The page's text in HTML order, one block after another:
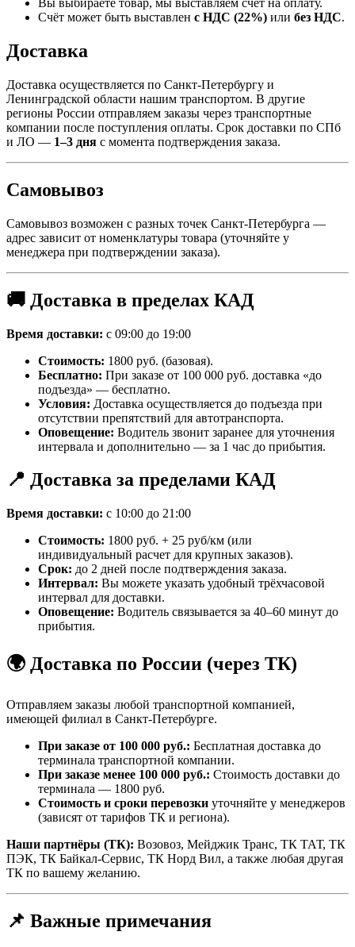
Вы выбираете товар, мы выставляем счёт на оплату.
Счёт может быть выставлен с НДС (22%) или без НДС.
Доставка
Доставка осуществляется по Санкт-Петербургу и
Ленинградской области нашим транспортом. В другие
регионы России отправляем заказы через транспортные
компании после поступления оплаты. Срок доставки по СПб
и ЛО — 1–3 дня с момента подтверждения заказа.
Самовывоз
Самовывоз возможен с разных точек Санкт-Петербурга —
адрес зависит от номенклатуры товара (уточняйте у
менеджера при подтверждении заказа).
🚚 Доставка в пределах КАД
Время доставки: с 09:00 до 19:00
Стоимость: 1800 руб. (базовая).
Бесплатно: При заказе от 100 000 руб. доставка «до
подъезда» — бесплатно.
Условия: Доставка осуществляется до подъезда при
отсутствии препятствий для автотранспорта.
Оповещение: Водитель звонит заранее для уточнения
интервала и дополнительно — за 1 час до прибытия.
📍 Доставка за пределами КАД
Время доставки: с 10:00 до 21:00
Стоимость: 1800 руб. + 25 руб/км (или
индивидуальный расчет для крупных заказов).
Срок: до 2 дней после подтверждения заказа.
Интервал: Вы можете указать удобный трёхчасовой
интервал для доставки.
Оповещение: Водитель связывается за 40–60 минут до
прибытия.
🌍 Доставка по России (через ТК)
Отправляем заказы любой транспортной компанией,
имеющей филиал в Санкт-Петербурге.
При заказе от 100 000 руб.: Бесплатная доставка до
терминала транспортной компании.
При заказе менее 100 000 руб.: Стоимость доставки до
терминала — 1800 руб.
Стоимость и сроки перевозки уточняйте у менеджеров
(зависят от тарифов ТК и региона).
Наши партнёры (ТК): Возовоз, Мейджик Транс, ТК ТАТ, ТК
ПЭК, ТК Байкал-Сервис, ТК Норд Вил, а также любая другая
ТК по вашему желанию.
📌 Важные примечания